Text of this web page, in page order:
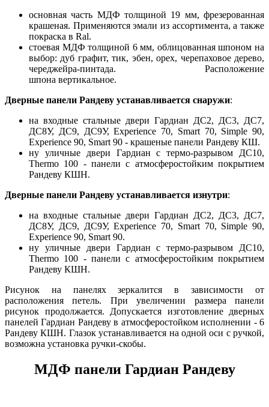
основная часть МДФ толщиной 19 мм, фрезерованная
крашеная. Применяются эмали из ассортимента, а также
покраска в Ral.
стоевая МДФ толщиной 6 мм, облицованная шпоном на
выбор: дуб графит, тик, эбен, орех, черепаховое дерево,
череджейра-пинтада. Расположение
шпона вертикальное.
Дверные панели Рандеву устанавливается снаружи:
на входные стальные двери Гардиан ДС2, ДС3, ДС7,
ДС8У, ДС9, ДС9У, Experience 70, Smart 70, Simple 90,
Experience 90, Smart 90 - крашеные панели Рандеву КШ.
ну уличные двери Гардиан с термо-разрывом ДС10,
Thermo 100 - панели с атмосферостойким покрытием
Рандеву КШН.
Дверные панели Рандеву устанавливается изнутри:
на входные стальные двери Гардиан ДС2, ДС3, ДС7,
ДС8У, ДС9, ДС9У, Experience 70, Smart 70, Simple 90,
Experience 90, Smart 90.
ну уличные двери Гардиан с термо-разрывом ДС10,
Thermo 100 - панели с атмосферостойким покрытием
Рандеву КШН.
Рисунок на панелях зеркалится в зависимости от
расположения петель. При увеличении размера панели
рисунок продолжается. Допускается изготовление дверных
панелей Гардиан Рандеву в атмосферостойком исполнении - 6
Рандеву КШН. Глазок устанавливается на одной оси с ручкой,
возможна установка ручки-скобы.
МДФ панели Гардиан Рандеву